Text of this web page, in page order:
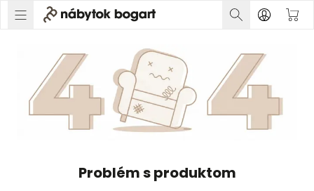
Problém s produktom